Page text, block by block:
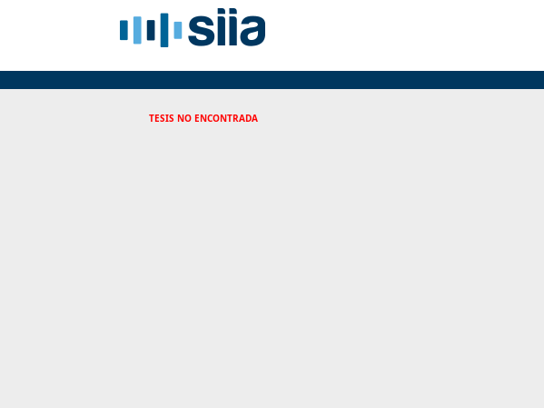
TESIS NO ENCONTRADA